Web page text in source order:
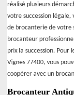
réalisé plusieurs
votre succession
de brocanterie de votre
brocanteur
prix la succession. Pour
Vignes 77400, vous
coopérer avec un
Brocanteur